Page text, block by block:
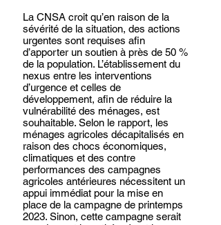
La CNSA croit qu’en raison de la
sévérité de la situation, des actions
urgentes sont requises afin
d’apporter un soutien à près de 50 %
de la population. L’établissement du
nexus entre les interventions
d’urgence et celles de
développement, afin de réduire la
vulnérabilité des ménages, est
souhaitable. Selon le rapport, les
ménages agricoles décapitalisés en
raison des chocs économiques,
climatiques et des contre
performances des campagnes
agricoles antérieures nécessitent un
appui immédiat pour la mise en
place de la campagne de printemps
2023. Sinon, cette campagne serait